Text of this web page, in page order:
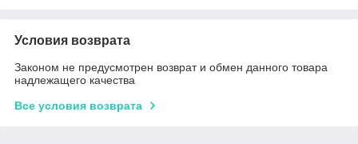
Условия возврата
Законом не предусмотрен возврат и обмен данного товара
надлежащего качества
Все условия возврата